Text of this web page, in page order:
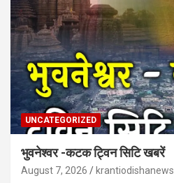
UNCATEGORIZED
भुवनेश्वर -कटक ट्विन सिटि खबरें
August 7, 2026 krantiodishanews